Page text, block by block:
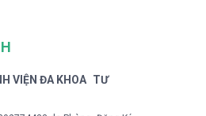
VIỆN ĐA KHOA TƯ